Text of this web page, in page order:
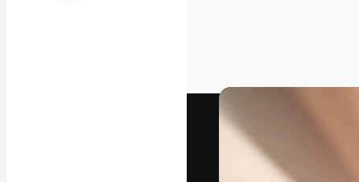
동영상
영상 클립
모션 그래픽
동영상 템플릿